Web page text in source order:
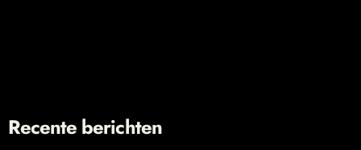
Recente berichten